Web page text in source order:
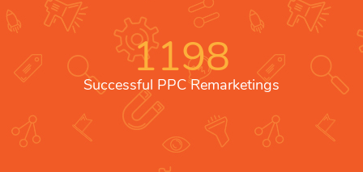
1198
Successful PPC Remarketings